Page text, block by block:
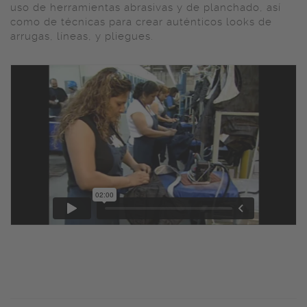
uso de herramientas abrasivas y de planchado, así
como de técnicas para crear auténticos looks de
arrugas, líneas, y pliegues.